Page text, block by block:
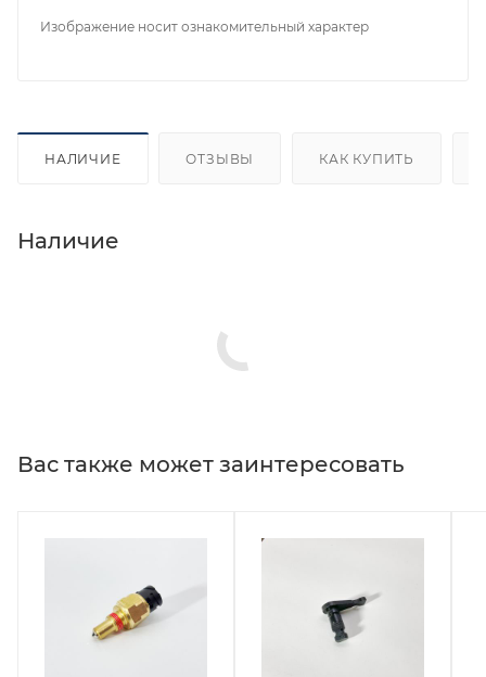
Изображение носит ознакомительный характер
НАЛИЧИЕ ОТЗЫВЫ КАК КУПИТЬ
Наличие
Вас также может заинтересовать